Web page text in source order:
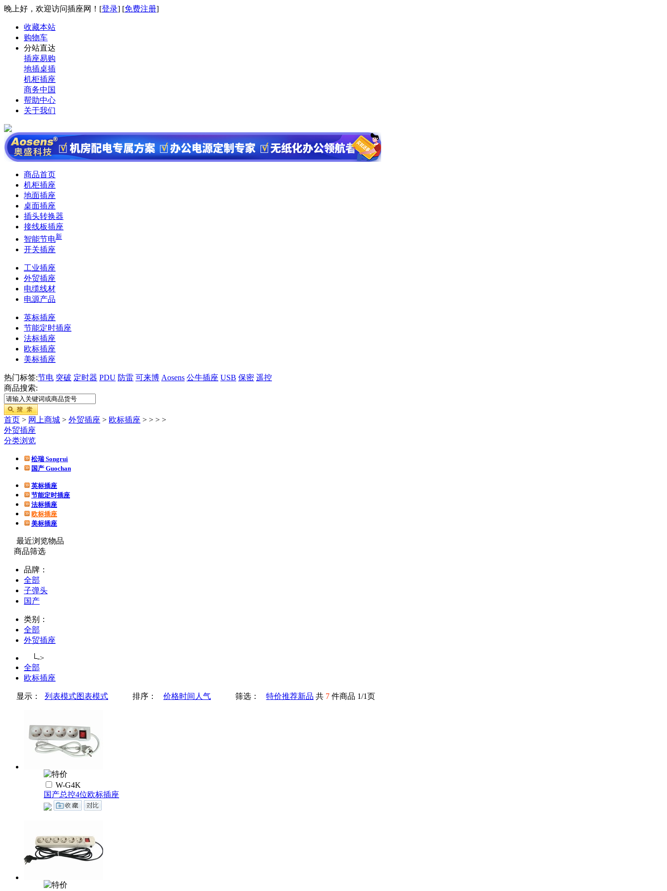
晚上好，欢迎访问插座网！[登录] [免费注册]
收藏本站
购物车
分站直达
插座易购
地插桌插
机柜插座
商务中国
帮助中心
关于我们
商品首页
机柜插座
地面插座
桌面插座
插头转换器
接线板插座
智能节电新
开关插座
工业插座
外贸插座
电缆线材
电源产品
英标插座
节能定时插座
法标插座
欧标插座
美标插座
热门标签:节电 突破 定时器 PDU 防雷 可来博 Aosens 公牛插座 USB 保密 遥控
商品搜索:
首页 > 网上商城 > 外贸插座 > 欧标插座 > > > >
外贸插座
分类浏览
松瑞 Songrui
国产 Guochan
英标插座
节能定时插座
法标插座
欧标插座
美标插座
最近浏览物品
商品筛选
品牌：
全部
子弹头
国产
类别：
全部
外贸插座
└->
全部
欧标插座
显示： 列表模式图表模式 排序： 价格时间 人气 筛选： 特价推荐新品 共 7 件商品 1/1页
W-G4K
国产总控4位欧标插座